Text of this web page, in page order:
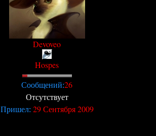
Devoveo
Hospes
Сообщений:26
Отсутствует
Пришел: 29 Сентября 2009